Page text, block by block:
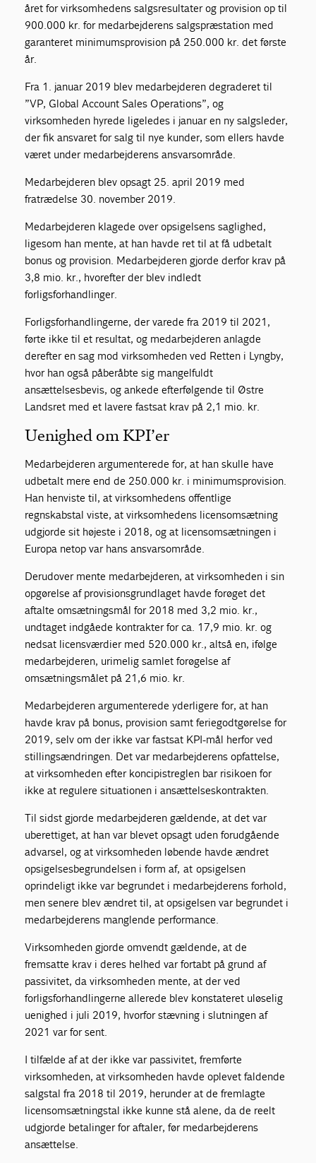
året for virksomhedens salgsresultater og provision op til
900.000 kr. for medarbejderens salgspræstation med
garanteret minimumsprovision på 250.000 kr. det første
år.
Fra 1. januar 2019 blev medarbejderen degraderet til
”VP, Global Account Sales Operations”, og
virksomheden hyrede ligeledes i januar en ny salgsleder,
der fik ansvaret for salg til nye kunder, som ellers havde
været under medarbejderens ansvarsområde.
Medarbejderen blev opsagt 25. april 2019 med
fratrædelse 30. november 2019.
Medarbejderen klagede over opsigelsens saglighed,
ligesom han mente, at han havde ret til at få udbetalt
bonus og provision. Medarbejderen gjorde derfor krav på
3,8 mio. kr., hvorefter der blev indledt
forligsforhandlinger.
Forligsforhandlingerne, der varede fra 2019 til 2021,
førte ikke til et resultat, og medarbejderen anlagde
derefter en sag mod virksomheden ved Retten i Lyngby,
hvor han også påberåbte sig mangelfuldt
ansættelsesbevis, og ankede efterfølgende til Østre
Landsret med et lavere fastsat krav på 2,1 mio. kr.
Uenighed om KPI’er
Medarbejderen argumenterede for, at han skulle have
udbetalt mere end de 250.000 kr. i minimumsprovision.
Han henviste til, at virksomhedens offentlige
regnskabstal viste, at virksomhedens licensomsætning
udgjorde sit højeste i 2018, og at licensomsætningen i
Europa netop var hans ansvarsområde.
Derudover mente medarbejderen, at virksomheden i sin
opgørelse af provisionsgrundlaget havde forøget det
aftalte omsætningsmål for 2018 med 3,2 mio. kr.,
undtaget indgåede kontrakter for ca. 17,9 mio. kr. og
nedsat licensværdier med 520.000 kr., altså en, ifølge
medarbejderen, urimelig samlet forøgelse af
omsætningsmålet på 21,6 mio. kr.
Medarbejderen argumenterede yderligere for, at han
havde krav på bonus, provision samt feriegodtgørelse for
2019, selv om der ikke var fastsat KPI-mål herfor ved
stillingsændringen. Det var medarbejderens opfattelse,
at virksomheden efter koncipistreglen bar risikoen for
ikke at regulere situationen i ansættelseskontrakten.
Til sidst gjorde medarbejderen gældende, at det var
uberettiget, at han var blevet opsagt uden forudgående
advarsel, og at virksomheden løbende havde ændret
opsigelsesbegrundelsen i form af, at opsigelsen
oprindeligt ikke var begrundet i medarbejderens forhold,
men senere blev ændret til, at opsigelsen var begrundet i
medarbejderens manglende performance.
Virksomheden gjorde omvendt gældende, at de
fremsatte krav i deres helhed var fortabt på grund af
passivitet, da virksomheden mente, at der ved
forligsforhandlingerne allerede blev konstateret uløselig
uenighed i juli 2019, hvorfor stævning i slutningen af
2021 var for sent.
I tilfælde af at der ikke var passivitet, fremførte
virksomheden, at virksomheden havde oplevet faldende
salgstal fra 2018 til 2019, herunder at de fremlagte
licensomsætningstal ikke kunne stå alene, da de reelt
udgjorde betalinger for aftaler, før medarbejderens
ansættelse.